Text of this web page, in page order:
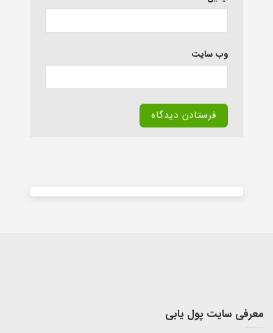
وب‌ سایت
معرفی سایت پول یابی